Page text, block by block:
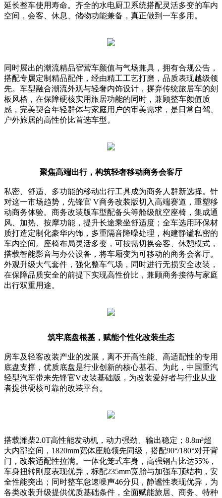
延长整车使用寿命。齐全的水电厨卫系统搭配灵活多变的车内
空间，会客、休息、储物功能兼备，真正做到一车多用。
同时展出的潮流精品宿营车颜值与气场兼具，拥有合规公告，
搭配专属定制精品配件，经由精工工艺打磨，品质表现越级领
先。车型融合潮流外观与轻奢内饰设计，摒弃传统旅居车的刻
板风格，在保障硬核实用旅居功能的同时，兼顾整车颜值质
感，完美契合年轻群体与家庭用户的审美需求，是日常自驾、
户外旅居的高性价比首选车型。
聚焦高端出行，构筑轻奢移动商务会客厅
私密、舒适、多功能的移动出行工具成为商务人群新选择。针
对这一市场趋势，先锋官 V商务改装版切入高端赛道，重塑移
动商务体验。商务改装版车型配备头等舱级航空座椅，集成通
风、加热、按摩功能，提升长途乘坐舒适度；全车选用环保材
质打造定制化豪华内饰，多重隔音降噪处理，构建静谧私密的
车内空间。座椅布局灵活多变，可按需切换会客、休憩模式，
搭载智能影音与办公设备，将车厢变为可移动的商务会客厅。
外观升级大气套件，强化整车气场，同时进行无损安全改装，
在保障品质安全的前提下实现高性价比，兼顾商务接待与家庭
出行双重用途。
筑牢底盘根基，赋能个性化改装生态
房车及轻客改装产业的发展，离不开高性能、高适配性的专用
底盘支撑，优质底盘是行业创新的核心基石。为此，中国重汽
轻型汽车带来先锋官V改装基础版，为改装爱好者与行业从业
者提供硬核可靠的改装平台。
搭载潍柴2.0T高性能发动机，动力强劲、输出稳定；8.8m³超
大内部空间，1820mm宽体座舱领先同级，搭配90°/180°对开背
门，改装适配性拉满。一体化笼式车身，高强钢占比达55%，
车身扭转刚度表现优异，标配235mm宽胎与加强车顶结构，安
全性能突出；同时整车怠速噪声46分贝，静谧性表现优异，为
各类改装升级提供优质基础条件，全面赋能旅居、商务、特种